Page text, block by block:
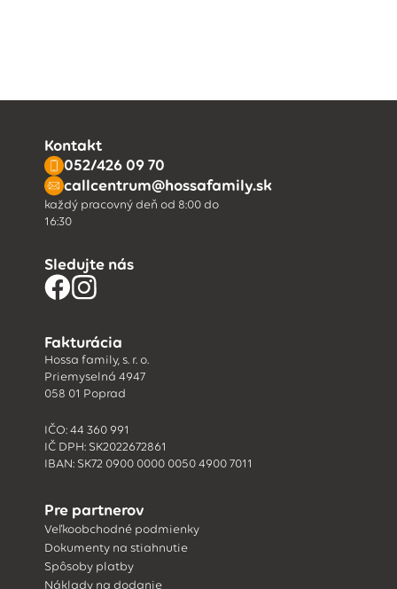
Kontakt
052/426 09 70
callcentrum@hossafamily.sk
každý pracovný deň od 8:00 do
16:30
Sledujte nás
Fakturácia
Hossa family, s. r. o.
Priemyselná 4947
058 01 Poprad
IČO: 44 360 991
IČ DPH: SK2022672861
IBAN: SK72 0900 0000 0050 4900 7011
Pre partnerov
Veľkoobchodné podmienky
Dokumenty na stiahnutie
Spôsoby platby
Náklady na dodanie